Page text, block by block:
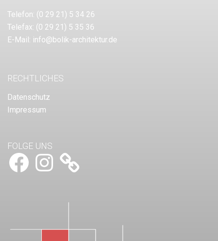
Telefon: (0 29 21) 5 34 26
Telefax: (0 29 21) 5 35 36
E-Mail: info@bolik-architektur.de
RECHTLICHES
Datenschutz
Impressum
FOLGE UNS
FacebookInstagram